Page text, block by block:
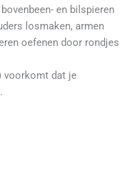
en bilspieren
losmaken, armen
oefenen door rondjes
voorkomt dat je